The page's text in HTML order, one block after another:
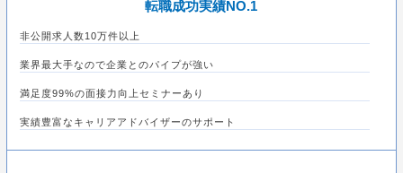
転職成功実績NO.1
非公開求人数10万件以上
業界最大手なので企業とのパイプが強い
満足度99%の面接力向上セミナーあり
実績豊富なキャリアアドバイザーのサポート